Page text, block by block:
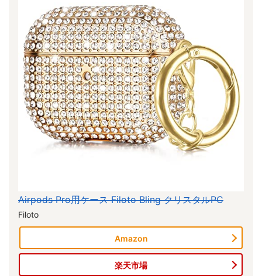
Airpods Pro用ケース Filoto Bling クリスタルPC
Filoto
Amazon
楽天市場